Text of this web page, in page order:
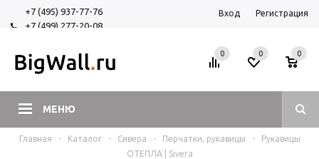
+7 (495) 937-77-76
+7 (499) 277-20-08
Вход Регистрация
МЕНЮ
0 0
0
Главная - Каталог - Сивера - Перчатки, рукавицы -
Рукавицы
ОТЕПЛА | Sivera